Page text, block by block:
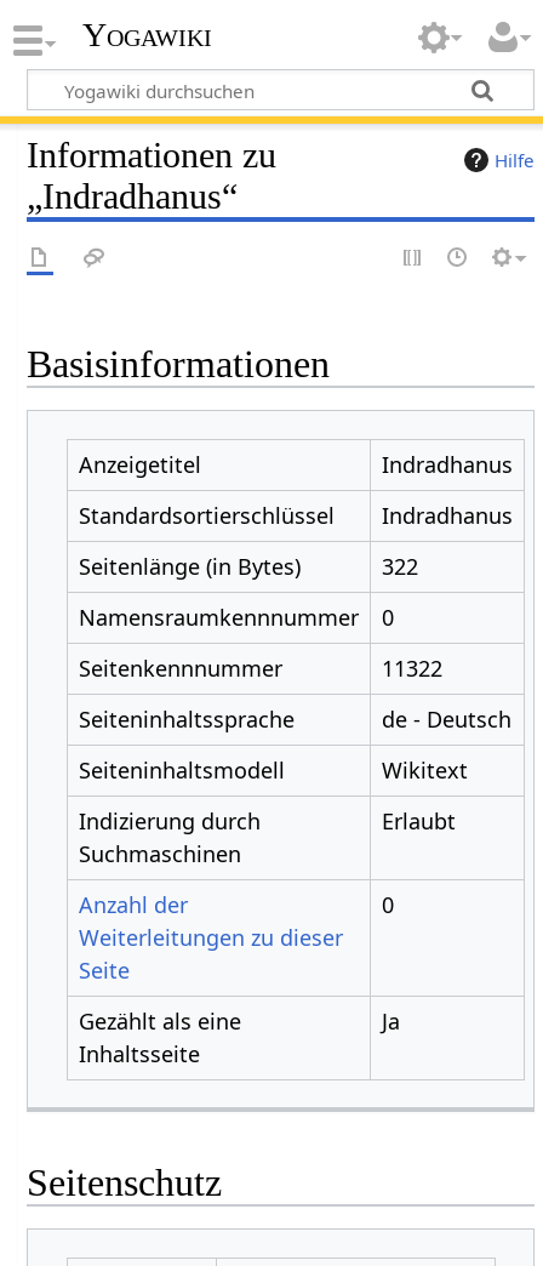
Yogawiki
Hilfe
Informationen zu
„Indradhanus“
Basisinformationen
Anzeigetitel
Indradhanus
Standardsortierschlüssel
Indradhanus
Seitenlänge (in Bytes)
322
Namensraumkennnummer
0
Seitenkennnummer
11322
Seiteninhaltssprache
de - Deutsch
Seiteninhaltsmodell
Wikitext
Indizierung durch
Suchmaschinen
Erlaubt
Anzahl der
Weiterleitungen zu dieser
Seite
0
Gezählt als eine
Inhaltsseite
Ja
Seitenschutz